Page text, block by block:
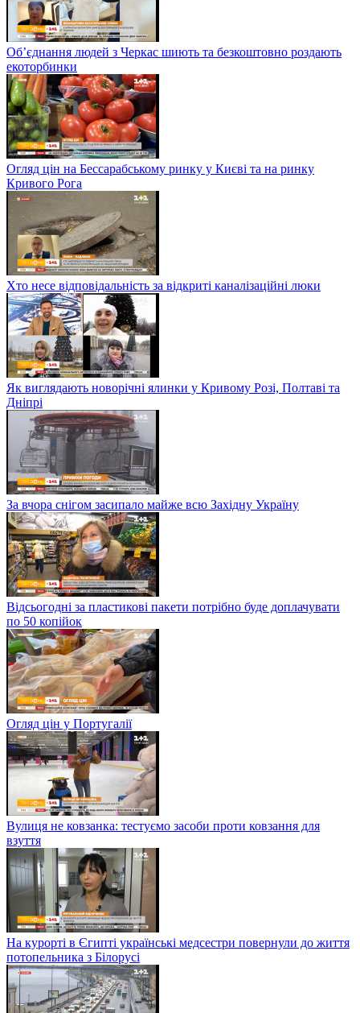
Об’єднання людей з Черкас шиють та безкоштовно роздають
екоторбинки
Огляд цін на Бессарабському ринку у Києві та на ринку
Кривого Рога
Хто несе відповідальність за відкриті каналізаційні люки
Як виглядають новорічні ялинки у Кривому Розі, Полтаві та
Дніпрі
За вчора снігом засипало майже всю Західну Україну
Відсьогодні за пластикові пакети потрібно буде доплачувати
по 50 копійок
Огляд цін у Португалії
Вулиця не ковзанка: тестуємо засоби проти ковзання для
взуття
На курорті в Єгипті українські медсестри повернули до життя
потопельника з Білорусі